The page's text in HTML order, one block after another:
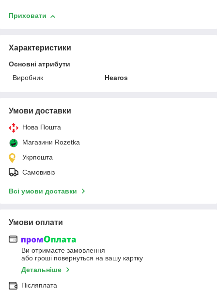
Приховати
Характеристики
Основні атрибути
Виробник
Hearos
Умови доставки
Нова Пошта
Магазини Rozetka
Укрпошта
Самовивіз
Всі умови доставки
Умови оплати
Ви отримаєте замовлення
або гроші повернуться на вашу картку
Детальніше
Післяплата